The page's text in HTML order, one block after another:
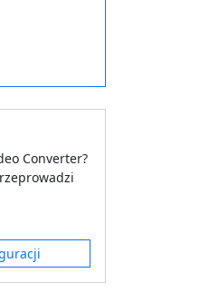
Converter?